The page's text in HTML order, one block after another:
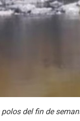
del fin de